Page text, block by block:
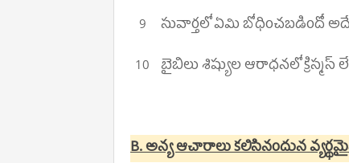
సువార్తలో ఏమి బోధించబడిందో
బైబిలు శిష్యుల ఆరాధనలో క్రిస్మస్
B. అన్య ఆచారాలు కలిసినందున